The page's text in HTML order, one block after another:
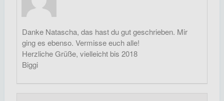
Danke Natascha, das hast du gut geschrieben. Mir
ging es ebenso. Vermisse euch alle!
Herzliche Grüße, vielleicht bis 2018
Biggi